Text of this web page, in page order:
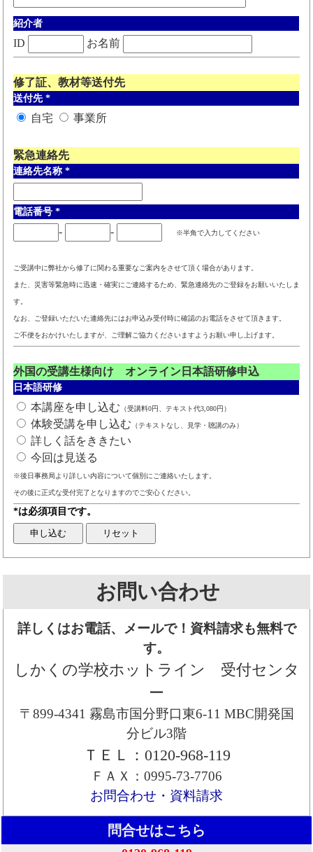
紹介者
ID お名前
修了証、教材等送付先
送付先 *
自宅 事業所
緊急連絡先
連絡先名称 *
電話番号 *
- - ※半角で入力してください
ご受講中に弊社から修了に関わる重要なご案内をさせて頂く場合があります。
また、災害等緊急時に迅速・確実にご連絡するため、緊急連絡先のご登録をお願いいたしま
す。
なお、ご登録いただいた連絡先にはお申込み受付時に確認のお電話をさせて頂きます。
ご不便をおかけいたしますが、ご理解ご協力くださいますようお願い申し上げます。
外国の受講生様向け オンライン日本語研修申込
日本語研修
本講座を申し込む （受講料0円、テキスト代3,080円）
体験受講を申し込む （テキストなし、見学・聴講のみ）
詳しく話をききたい
今回は見送る
※後日事務局より詳しい内容について個別にご連絡いたします。
その後に正式な受付完了となりますのでご安心ください。
*は必須項目です。
お問い合わせ
詳しくはお電話、メールで！資料請求も無料で
す。
しかくの学校ホットライン 受付センタ
ー
〒899-4341 霧島市国分野口東6-11 MBC開発国
分ビル3階
ＴＥＬ：0120-968-119
ＦＡＸ：0995-73-7706
お問合わせ・資料請求
問合せはこちら